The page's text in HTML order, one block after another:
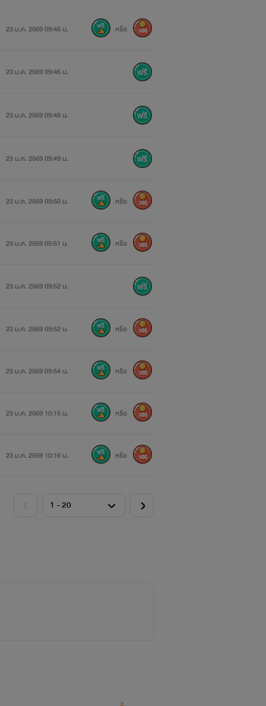
23 ม.ค. 2569 09:45 น. หรือ 300
23 ม.ค. 2569 09:46 น.
23 ม.ค. 2569 09:48 น.
23 ม.ค. 2569 09:49 น.
23 ม.ค. 2569 09:50 น. หรือ 300
23 ม.ค. 2569 09:51 น. หรือ 300
23 ม.ค. 2569 09:52 น.
23 ม.ค. 2569 09:52 น. หรือ 300
23 ม.ค. 2569 09:54 น. หรือ 300
23 ม.ค. 2569 10:15 น. หรือ 300
23 ม.ค. 2569 10:16 น. หรือ 300